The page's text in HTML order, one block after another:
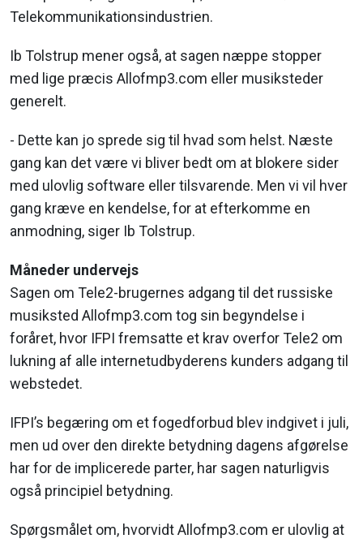
Telekommunikationsindustrien.
Ib Tolstrup mener også, at sagen næppe stopper
med lige præcis Allofmp3.com eller musiksteder
generelt.
- Dette kan jo sprede sig til hvad som helst. Næste
gang kan det være vi bliver bedt om at blokere sider
med ulovlig software eller tilsvarende. Men vi vil hver
gang kræve en kendelse, for at efterkomme en
anmodning, siger Ib Tolstrup.
Måneder undervejs
Sagen om Tele2-brugernes adgang til det russiske
musiksted Allofmp3.com tog sin begyndelse i
foråret, hvor IFPI fremsatte et krav overfor Tele2 om
lukning af alle internetudbyderens kunders adgang til
webstedet.
IFPI’s begæring om et fogedforbud blev indgivet i juli,
men ud over den direkte betydning dagens afgørelse
har for de implicerede parter, har sagen naturligvis
også principiel betydning.
Spørgsmålet om, hvorvidt Allofmp3.com er ulovlig at